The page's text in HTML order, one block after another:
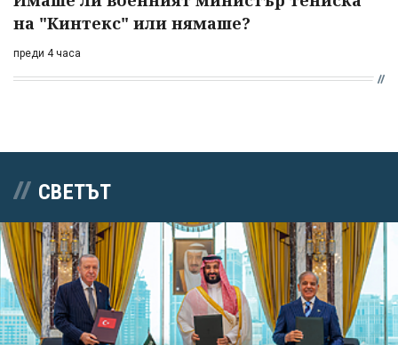
на "Кинтекс" или нямаше?
преди 4 часа
СВЕТЪТ